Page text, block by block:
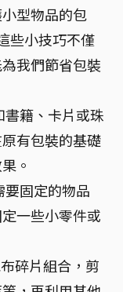
型物品的包
些小技巧不僅
我們節省包裝
籍、卡片或珠
有包裝的基礎
。
固定的物品
一些小零件或
碎片組合，剪